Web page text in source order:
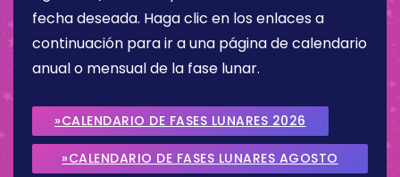
fecha deseada. Haga clic en los enlaces a
continuación para ir a una página de calendario
anual o mensual de la fase lunar.
»CALENDARIO DE FASES LUNARES 2026
»CALENDARIO DE FASES LUNARES AGOSTO